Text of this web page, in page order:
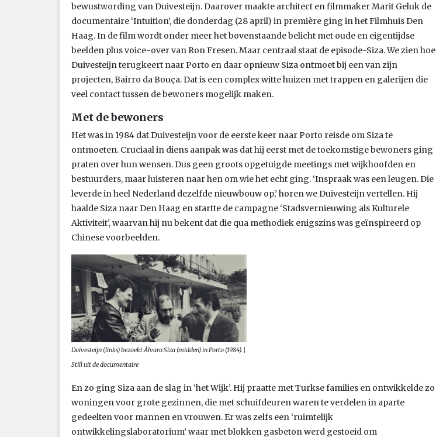
bewustwording van Duivesteijn. Daarover maakte architect en filmmaker Marit Geluk de
documentaire ‘Intuition’, die donderdag (28 april) in première ging in het Filmhuis Den
Haag. In de film wordt onder meer het bovenstaande belicht met oude en eigentijdse
beelden plus voice-over van Ron Fresen. Maar centraal staat de episode-Siza. We zien hoe
Duivesteijn terugkeert naar Porto en daar opnieuw Siza ontmoet bij een van zijn
projecten, Bairro da Bouça. Dat is een complex witte huizen met trappen en galerijen die
veel contact tussen de bewoners mogelijk maken.
Met de bewoners
Het was in 1984 dat Duivesteijn voor de eerste keer naar Porto reisde om Siza te
ontmoeten. Cruciaal in diens aanpak was dat hij eerst met de toekomstige bewoners ging
praten over hun wensen. Dus geen groots opgetuigde meetings met wijkhoofden en
bestuurders, maar luisteren naar hen om wie het echt ging. ‘Inspraak was een leugen. Die
leverde in heel Nederland dezelfde nieuwbouw op,’ horen we Duivesteijn vertellen. Hij
haalde Siza naar Den Haag en startte de campagne ‘Stadsvernieuwing als Kulturele
Aktiviteit’, waarvan hij nu bekent dat die qua methodiek enigszins was geïnspireerd op
Chinese voorbeelden.
Duivesteijn (links) bezoekt Álvaro Siza (midden) in Porto (1984). |
Still uit de documentaire
En zo ging Siza aan de slag in ‘het Wijk’. Hij praatte met Turkse families en ontwikkelde zo
woningen voor grote gezinnen, die met schuifdeuren waren te verdelen in aparte
gedeelten voor mannen en vrouwen. Er was zelfs een ‘ruimtelijk
ontwikkelingslaboratorium’ waar met blokken gasbeton werd gestoeid om